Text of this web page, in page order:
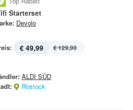
Starterset
Devolo
€ 49,99 € 129,90
ALDI SÜD
Rostock